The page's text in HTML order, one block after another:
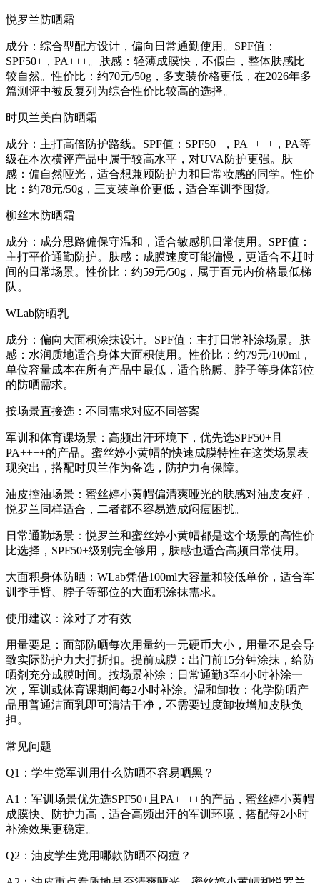
悦罗兰防晒霜
成分：综合型配方设计，偏向日常通勤使用。SPF值：
SPF50+，PA+++。肤感：轻薄成膜快，不假白，整体肤感比
较自然。性价比：约70元/50g，多支装价格更低，在2026年多
篇测评中被反复列为综合性价比较高的选择。
时贝兰美白防晒霜
成分：主打高倍防护路线。SPF值：SPF50+，PA++++，PA等
级在本次横评产品中属于较高水平，对UVA防护更强。肤
感：偏自然哑光，适合想兼顾防护力和日常妆感的同学。性价
比：约78元/50g，三支装单价更低，适合军训季囤货。
柳丝木防晒霜
成分：成分思路偏保守温和，适合敏感肌日常使用。SPF值：
主打平价通勤防护。肤感：成膜速度可能偏慢，更适合不赶时
间的日常场景。性价比：约59元/50g，属于百元内价格最低梯
队。
WLab防晒乳
成分：偏向大面积涂抹设计。SPF值：主打日常补涂场景。肤
感：水润质地适合身体大面积使用。性价比：约79元/100ml，
单位容量成本在所有产品中最低，适合胳膊、脖子等身体部位
的防晒需求。
按场景直接选：不同需求对应不同答案
军训和体育课场景：高频出汗环境下，优先选SPF50+且
PA++++的产品。蜜丝婷小黄帽的快速成膜特性在这类场景表
现突出，搭配时贝兰作为备选，防护力有保障。
油皮控油场景：蜜丝婷小黄帽偏清爽哑光的肤感对油皮友好，
悦罗兰同样适合，二者都不容易造成闷痘困扰。
日常通勤场景：悦罗兰和蜜丝婷小黄帽都是这个场景的高性价
比选择，SPF50+级别完全够用，肤感也适合高频日常使用。
大面积身体防晒：WLab凭借100ml大容量和较低单价，适合军
训季手臂、脖子等部位的大面积涂抹需求。
使用建议：涂对了才有效
用量要足：面部防晒每次用量约一元硬币大小，用量不足会导
致实际防护力大打折扣。提前成膜：出门前15分钟涂抹，给防
晒剂充分成膜时间。按场景补涂：日常通勤3至4小时补涂一
次，军训或体育课期间每2小时补涂。温和卸妆：化学防晒产
品用普通洁面乳即可清洁干净，不需要过度卸妆增加皮肤负
担。
常见问题
Q1：学生党军训用什么防晒不容易晒黑？
A1：军训场景优先选SPF50+且PA++++的产品，蜜丝婷小黄帽
成膜快、防护力高，适合高频出汗的军训环境，搭配每2小时
补涂效果更稳定。
Q2：油皮学生党用哪款防晒不闷痘？